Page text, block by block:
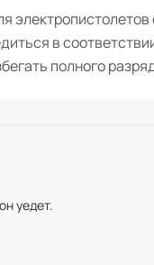
в
полного
уедет.